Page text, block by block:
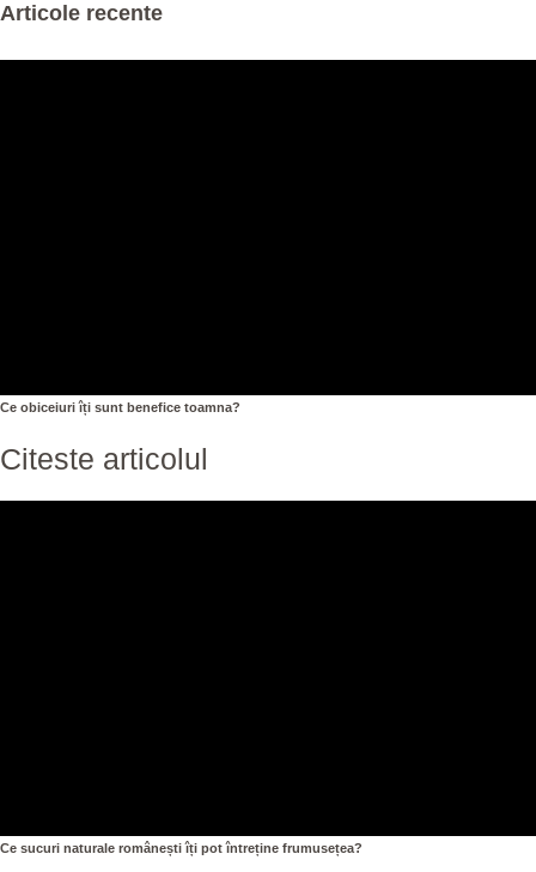
Articole recente
Ce obiceiuri îți sunt benefice toamna?
Citeste articolul
Ce sucuri naturale românești îți pot întreține frumusețea?